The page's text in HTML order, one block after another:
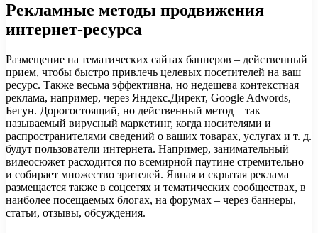
Рекламные методы продвижения
интернет-ресурса
Размещение на тематических сайтах баннеров – действенный
прием, чтобы быстро привлечь целевых посетителей на ваш
ресурс. Также весьма эффективна, но недешева контекстная
реклама, например, через Яндекс.Директ, Google Adwords,
Бегун. Дорогостоящий, но действенный метод – так
называемый вирусный маркетинг, когда носителями и
распространителями сведений о ваших товарах, услугах и т. д.
будут пользователи интернета. Например, занимательный
видеосюжет расходится по всемирной паутине стремительно
и собирает множество зрителей. Явная и скрытая реклама
размещается также в соцсетях и тематических сообществах, в
наиболее посещаемых блогах, на форумах – через баннеры,
статьи, отзывы, обсуждения.